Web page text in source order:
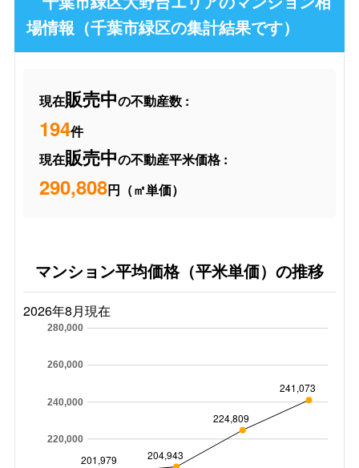
場情報（千葉市緑区の集計結果です）
現在販売中の不動産数 :
194件
現在販売中の不動産平米価格 :
290,808円（㎡単価）
マンション平均価格（平米単価）の推移
2026年8月現在
220,000
240,000
260,000
280,000
201,979 204,943
224,809
241,073